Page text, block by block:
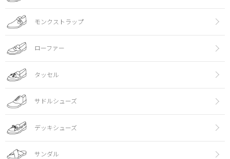
モンクストラップ
ローファー
タッセル
サドルシューズ
デッキシューズ
サンダル